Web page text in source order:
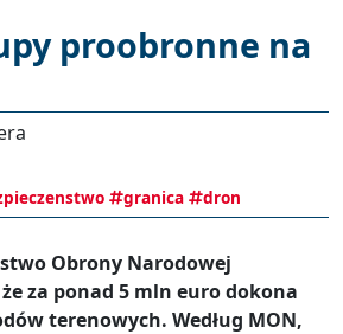
proobronne na
granica dron
Obrony Narodowej
za ponad 5 mln euro dokona
terenowych. Według MON,